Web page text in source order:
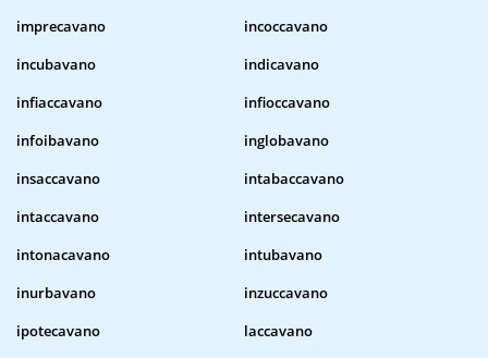
imprecavano
incoccavano
incubavano
indicavano
infiaccavano
infioccavano
infoibavano
inglobavano
insaccavano
intabaccavano
intaccavano
intersecavano
intonacavano
intubavano
inurbavano
inzuccavano
ipotecavano
laccavano